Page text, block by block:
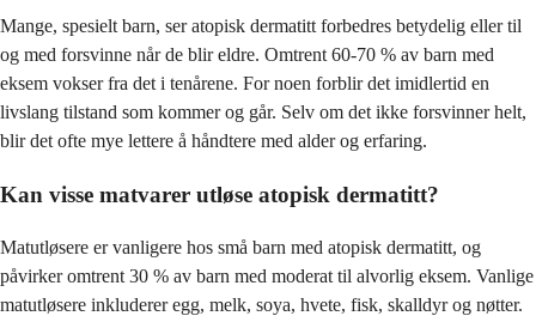
Mange, spesielt barn, ser atopisk dermatitt forbedres betydelig eller til
og med forsvinne når de blir eldre. Omtrent 60-70 % av barn med
eksem vokser fra det i tenårene. For noen forblir det imidlertid en
livslang tilstand som kommer og går. Selv om det ikke forsvinner helt,
blir det ofte mye lettere å håndtere med alder og erfaring.
Kan visse matvarer utløse atopisk dermatitt?
Matutløsere er vanligere hos små barn med atopisk dermatitt, og
påvirker omtrent 30 % av barn med moderat til alvorlig eksem. Vanlige
matutløsere inkluderer egg, melk, soya, hvete, fisk, skalldyr og nøtter.